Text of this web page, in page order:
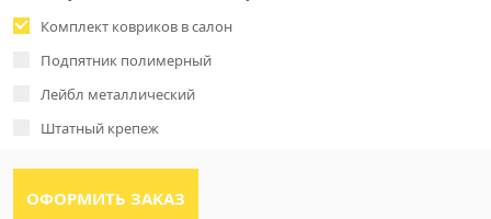
Комплект ковриков в салон
Подпятник полимерный
Лейбл металлический
Штатный крепеж